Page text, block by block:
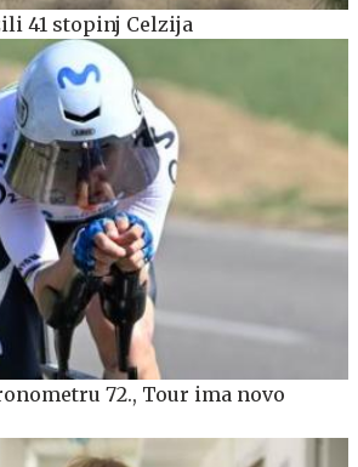
41 stopinj Celzija
72., Tour ima novo